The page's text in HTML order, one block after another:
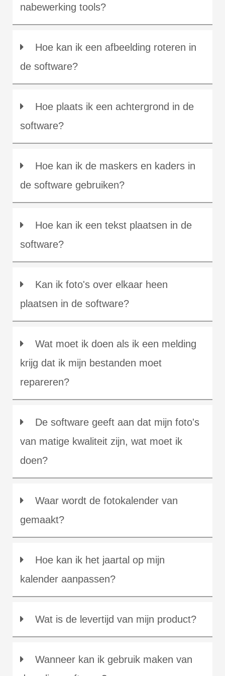
nabewerking tools?
Hoe kan ik een afbeelding roteren in
de software?
Hoe plaats ik een achtergrond in de
software?
Hoe kan ik de maskers en kaders in
de software gebruiken?
Hoe kan ik een tekst plaatsen in de
software?
Kan ik foto's over elkaar heen
plaatsen in de software?
Wat moet ik doen als ik een melding
krijg dat ik mijn bestanden moet
repareren?
De software geeft aan dat mijn foto's
van matige kwaliteit zijn, wat moet ik
doen?
Waar wordt de fotokalender van
gemaakt?
Hoe kan ik het jaartal op mijn
kalender aanpassen?
Wat is de levertijd van mijn product?
Wanneer kan ik gebruik maken van